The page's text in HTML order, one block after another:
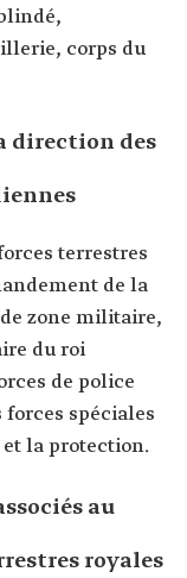
corps du
direction des
terrestres
de la
zone militaire,
du roi
de police
spéciales
la protection.
au
royales